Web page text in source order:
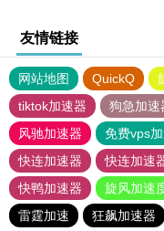
友情链接
网站地图 QuickQ
tiktok加速器
狗急加速
风驰加速器
免费vps
快连加速器
快连加速
快鸭加速器
旋风加速
雷霆加速
狂飙加速器